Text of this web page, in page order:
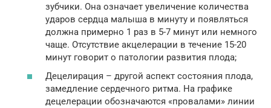
зубчики. Она означает увеличение количества
ударов сердца малыша в минуту и появляться
должна примерно 1 раз в 5-7 минут или немного
чаще. Отсутствие акцелерации в течение 15-20
минут говорит о патологии развития плода;
Децелирация – другой аспект состояния плода,
замедление сердечного ритма. На графике
децелерации обозначаются «провалами» линии